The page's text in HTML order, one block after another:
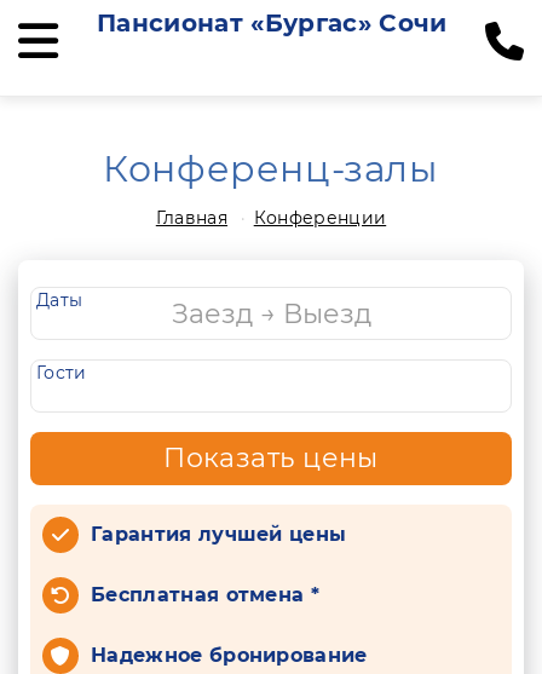
Пансионат «Бургас» Сочи
Конференц-залы
Главная Конференции
Даты
Гости
Показать цены
Гарантия лучшей цены
Бесплатная отмена *
Надежное бронирование